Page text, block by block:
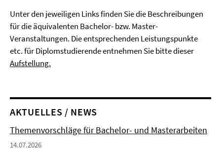
Unter den jeweiligen Links finden Sie die Beschreibungen
für die äquivalenten Bachelor- bzw. Master-
Veranstaltungen. Die entsprechenden Leistungspunkte
etc. für Diplomstudierende entnehmen Sie bitte dieser
Aufstellung.
AKTUELLES / NEWS
Themenvorschläge für Bachelor- und Masterarbeiten
14.07.2026